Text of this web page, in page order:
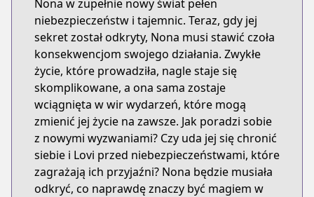
Nona w zupełnie nowy świat pełen
niebezpieczeństw i tajemnic. Teraz, gdy jej
sekret został odkryty, Nona musi stawić czoła
konsekwencjom swojego działania. Zwykłe
życie, które prowadziła, nagle staje się
skomplikowane, a ona sama zostaje
wciągnięta w wir wydarzeń, które mogą
zmienić jej życie na zawsze. Jak poradzi sobie
z nowymi wyzwaniami? Czy uda jej się chronić
siebie i Lovi przed niebezpieczeństwami, które
zagrażają ich przyjaźni? Nona będzie musiała
odkryć, co naprawdę znaczy być magiem w